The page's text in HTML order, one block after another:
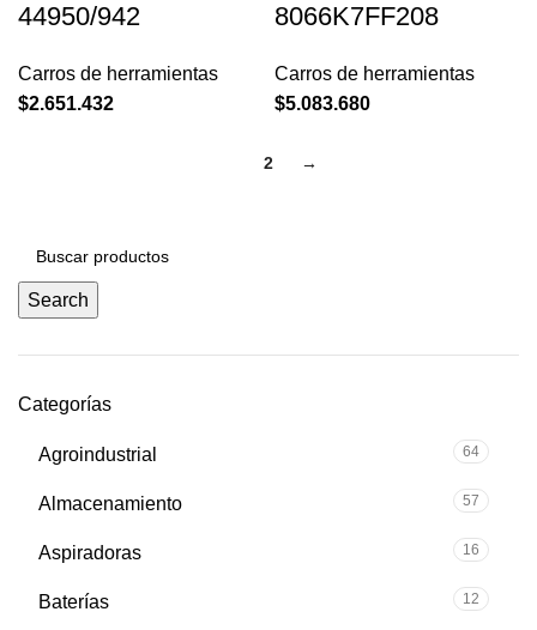
Search
Categorías
Agroindustrial 64
Almacenamiento 57
Aspiradoras 16
Baterías 12
44950/942
Carros de herramientas
$2.651.432
8066K7FF208
Carros de herramientas
$5.083.680
2 →